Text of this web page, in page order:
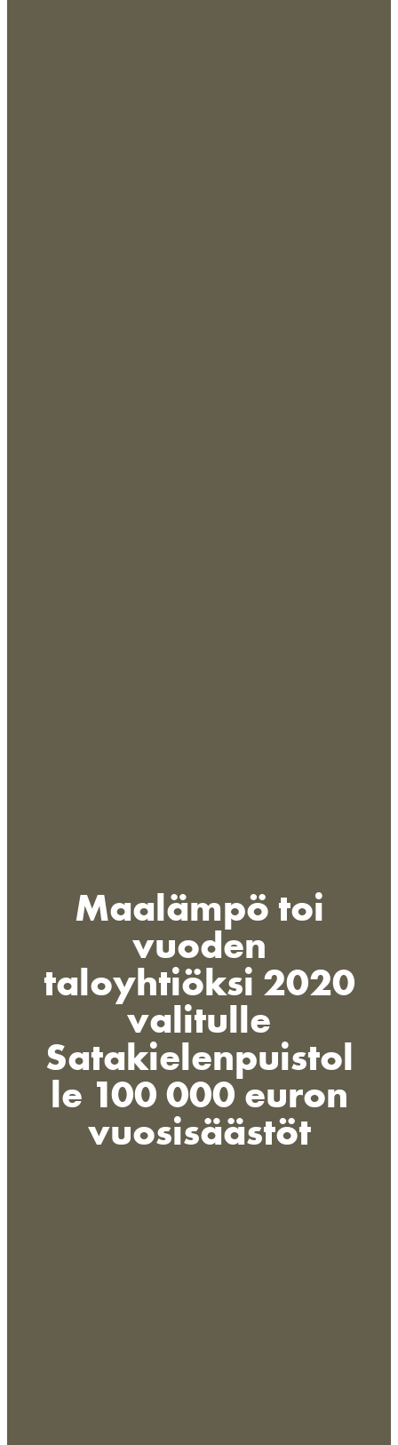
Maalämpö toi
vuoden
taloyhtiöksi 2020
valitulle
Satakielenpuistol
le 100 000 euron
vuosisäästöt